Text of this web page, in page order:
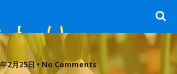
ひまわり畑 sunflower-field
2月25日 • No Comments